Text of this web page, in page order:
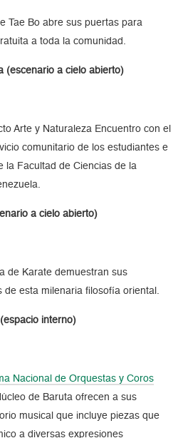
Tae Bo abre sus puertas para
a toda la comunidad.
(escenario a cielo abierto)
Arte y Naturaleza Encuentro con el
comunitario de los estudiantes e
la Facultad de Ciencias de la
a cielo abierto)
de Karate demuestran sus
de esta milenaria filosofía oriental.
interno)
Nacional de Orquestas y Coros
de Baruta ofrecen a sus
musical que incluye piezas que
a diversas expresiones